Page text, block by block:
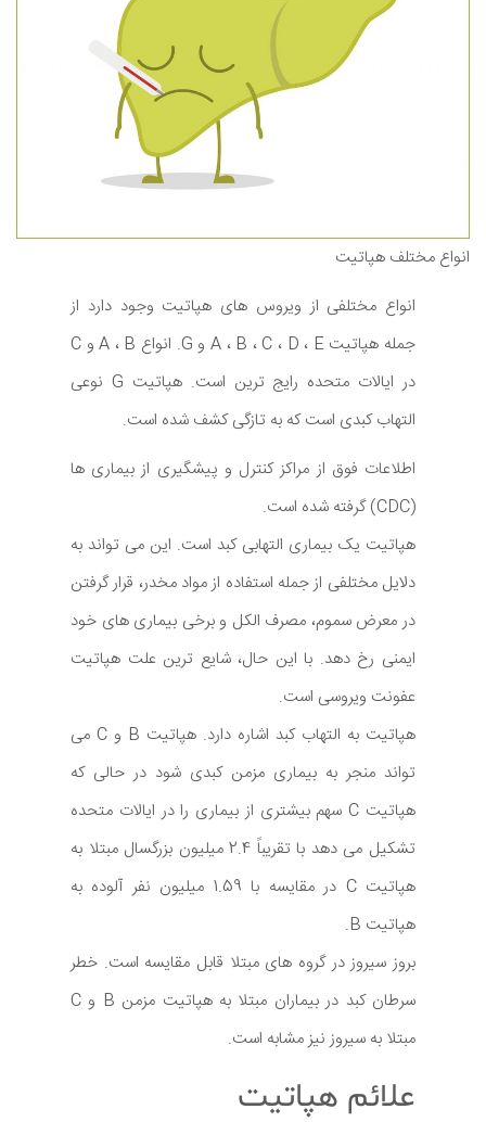
انواع مختلف هپاتیت
انواع مختلفی از ویروس های هپاتیت وجود دارد از
جمله هپاتیت A ، B ، C ، D ، E و G. انواع A ، B و C
در ایالات متحده رایج ترین است. هپاتیت G نوعی
التهاب کبدی است که به تازگی کشف شده است.
اطلاعات فوق از مراکز کنترل و پیشگیری از بیماری ها
(CDC) گرفته شده است.
هپاتیت یک بیماری التهابی کبد است. این می تواند به
دلایل مختلفی از جمله استفاده از مواد مخدر، قرار گرفتن
در معرض سموم، مصرف الکل و برخی بیماری های خود
ایمنی رخ دهد. با این حال، شایع ترین علت هپاتیت
عفونت ویروسی است.
هپاتیت به التهاب کبد اشاره دارد. هپاتیت B و C می
تواند منجر به بیماری مزمن کبدی شود در حالی که
هپاتیت C سهم بیشتری از بیماری را در ایالات متحده
تشکیل می دهد با تقریباً 2.4 میلیون بزرگسال مبتلا به
هپاتیت C در مقایسه با 1.59 میلیون نفر آلوده به
هپاتیت B.
بروز سیروز در گروه های مبتلا قابل مقایسه است. خطر
سرطان کبد در بیماران مبتلا به هپاتیت مزمن B و C
مبتلا به سیروز نیز مشابه است.
علائم هپاتیت